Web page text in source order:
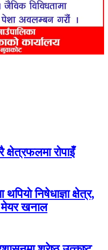
क्षेत्रफलमा रोपाइँ
निषेधाज्ञा क्षेत्र,
खनाल